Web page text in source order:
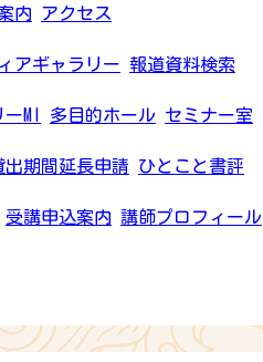
内 アクセス
アギャラリー 報道資料検索
MI 多目的ホール セミナー室
出期間延長申請 ひとこと書評
受講申込案内 講師プロフィール